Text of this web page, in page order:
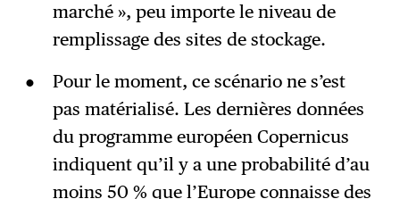
marché », peu importe le niveau de
remplissage des sites de stockage.
Pour le moment, ce scénario ne s’est
pas matérialisé. Les dernières données
du programme européen Copernicus
indiquent qu’il y a une probabilité d’au
moins 50 % que l’Europe connaisse des